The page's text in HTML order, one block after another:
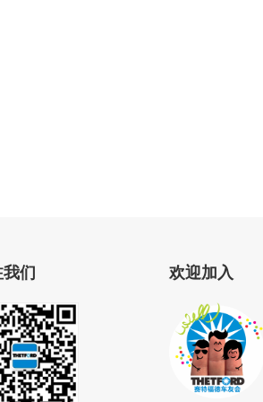
我们 欢迎加入